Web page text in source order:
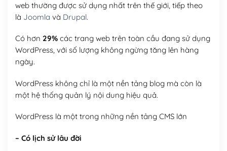
web thường được sử dụng nhất trên thế giới, tiếp theo
là Joomla và Drupal.
Có hơn 29%các trang web trên toàn cầu đang sử dụng
WordPress, với số lượng không ngừng tăng lên hàng
ngày.
WordPress không chỉ là một nền tảng blog mà còn là
một hệ thống quản lý nội dung hiệu quả.
WordPress là một trong những nền tảng CMS lớn
– Có lịch sử lâu đời